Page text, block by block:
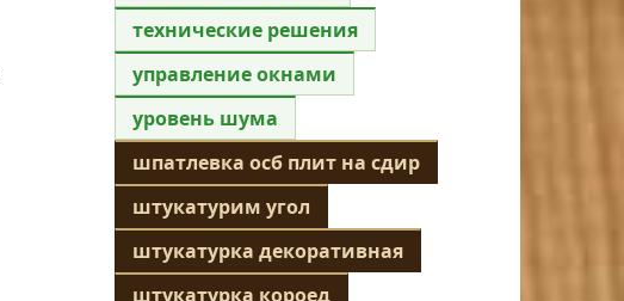
технические решения
управление окнами
уровень шума
шпатлевка осб плит на сдир
штукатурим угол
штукатурка декоративная
штукатурка короед